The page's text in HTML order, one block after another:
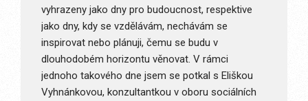
vyhrazeny jako dny pro budoucnost, respektive
jako dny, kdy se vzdělávám, nechávám se
inspirovat nebo plánuji, čemu se budu v
dlouhodobém horizontu věnovat. V rámci
jednoho takového dne jsem se potkal s Eliškou
Vyhnánkovou, konzultantkou v oboru sociálních